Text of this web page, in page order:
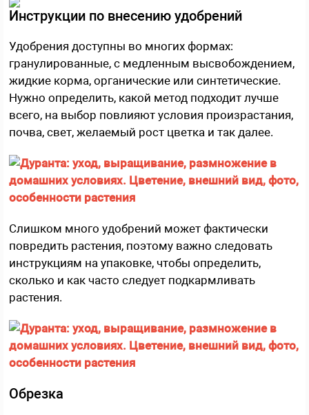
Инструкции по внесению удобрений
Удобрения доступны во многих формах:
гранулированные, с медленным высвобождением,
жидкие корма, органические или синтетические.
Нужно определить, какой метод подходит лучше
всего, на выбор повлияют условия произрастания,
почва, свет, желаемый рост цветка и так далее.
Слишком много удобрений может фактически
повредить растения, поэтому важно следовать
инструкциям на упаковке, чтобы определить,
сколько и как часто следует подкармливать
растения.
Обрезка